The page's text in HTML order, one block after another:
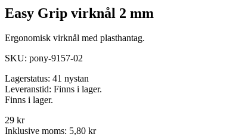
Easy Grip virknål 2 mm
Ergonomisk virknål med plasthantag.
SKU: pony-9157-02
Lagerstatus: 41 nystan
Leveranstid: Finns i lager.
Finns i lager.
29 kr
Inklusive moms: 5,80 kr